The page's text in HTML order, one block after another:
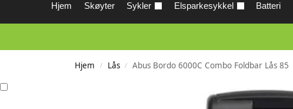
Hjem Skøyter Sykler Elsparkesykkel Batteri
Hjem / Lås / Abus Bordo 6000C Combo Foldbar Lås 85